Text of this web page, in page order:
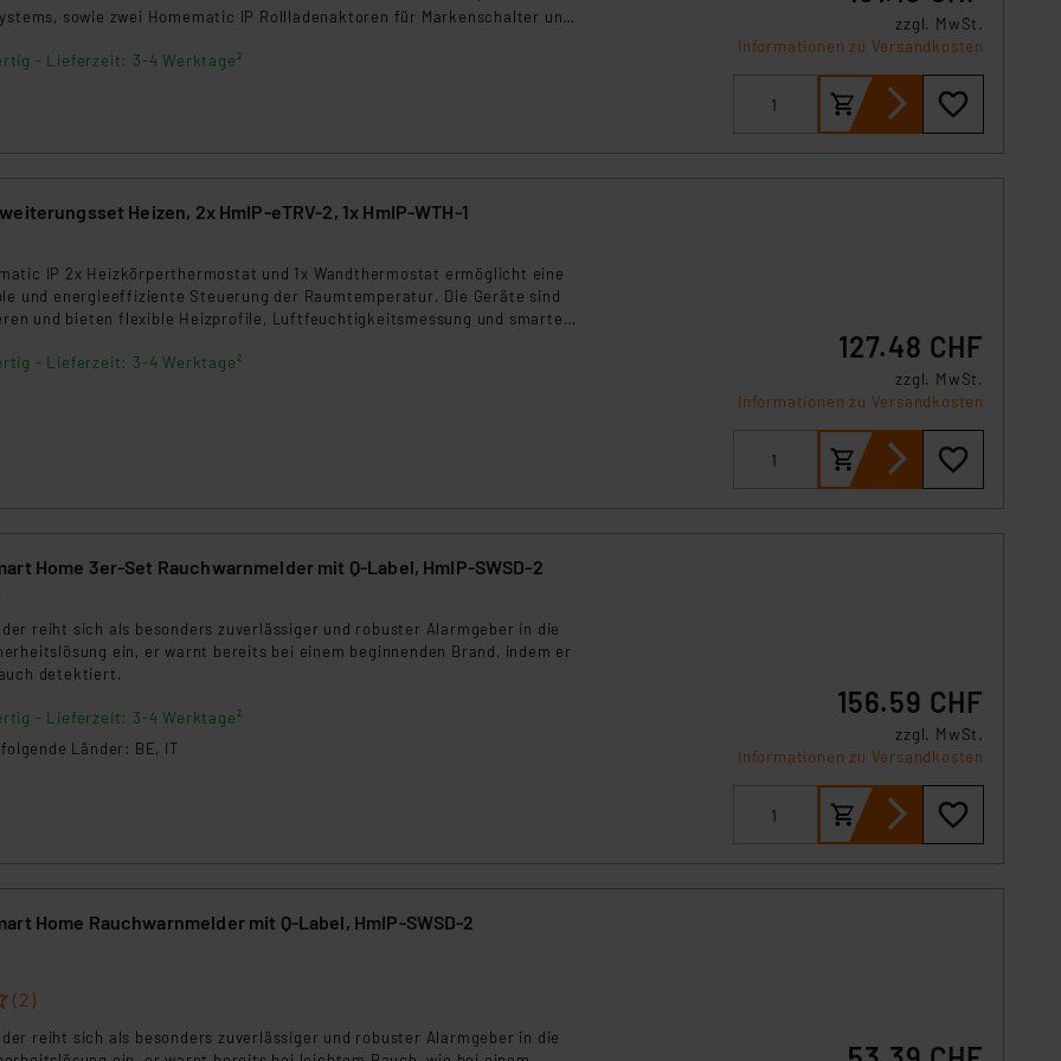
der EU. Dies bedeutet, dass die USA als Land mit unzureichendem
eingestuft wird. So besteht etwa das Risiko, dass US-Behörden personenbezogene
verarbeiten, ohne dass hiergegen Klagemöglichkeiten für Europäer bestehen.
sowie zwei Homematic IP Rollladenaktoren für Markenschalter und
komfortabel und intelligent per Smartphone, vollautomatisch per
- Lieferzeit: 3-4 Werktage²
zzgl. MwSt.
Informationen zu Versandkosten
Heizen, 2x HmIP-eTRV-2, 1x HmIP-WTH-1
IP 2x Heizkörperthermostat und 1x Wandthermostat ermöglicht eine
und energieeffiziente Steuerung der Raumtemperatur. Die Geräte sind
und bieten flexible Heizprofile, Luftfeuchtigkeitsmessung und smarte
- Lieferzeit: 3-4 Werktage²
127.48 CHF
zzgl. MwSt.
Informationen zu Versandkosten
Home 3er-Set Rauchwarnmelder mit Q-Label, HmIP-SWSD-2
reiht sich als besonders zuverlässiger und robuster Alarmgeber in die
ein, er warnt bereits bei einem beginnenden Brand, indem er
detektiert.
- Lieferzeit: 3-4 Werktage²
Länder: BE, IT
156.59 CHF
zzgl. MwSt.
Informationen zu Versandkosten
Home Rauchwarnmelder mit Q-Label, HmIP-SWSD-2
(2)
reiht sich als besonders zuverlässiger und robuster Alarmgeber in die